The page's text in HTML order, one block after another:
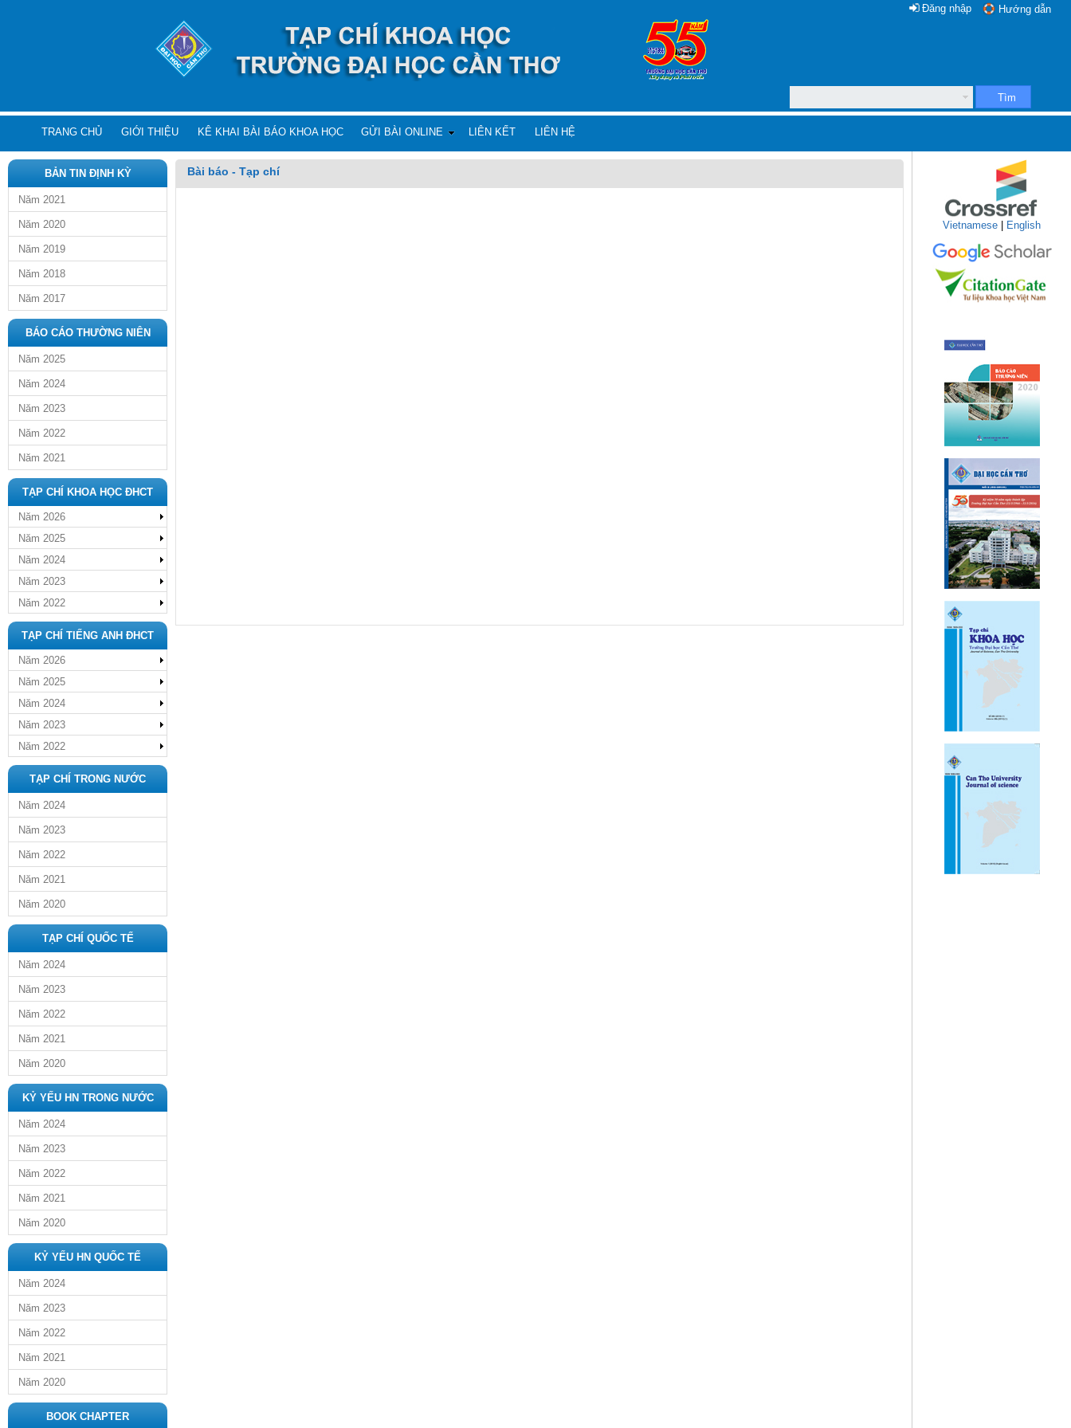
Hướng dẫn
Đăng nhập
Tìm
TRANG CHỦ GIỚI THIỆU KÊ KHAI BÀI BÁO KHOA HỌC GỬI BÀI ONLINE LIÊN KẾT LIÊN HỆ
BẢN TIN ĐỊNH KỲ
Năm 2021
Năm 2020
Năm 2019
Năm 2018
Năm 2017
BÁO CÁO THƯỜNG NIÊN
Năm 2025
Năm 2024
Năm 2023
Năm 2022
Năm 2021
TẠP CHÍ KHOA HỌC ĐHCT
Năm 2026
Năm 2025
Năm 2024
Năm 2023
Năm 2022
TẠP CHÍ TIẾNG ANH ĐHCT
Năm 2026
Năm 2025
Năm 2024
Năm 2023
Năm 2022
TẠP CHÍ TRONG NƯỚC
Năm 2024
Năm 2023
Năm 2022
Năm 2021
Năm 2020
TẠP CHÍ QUỐC TẾ
Năm 2024
Năm 2023
Năm 2022
Năm 2021
Năm 2020
KỶ YẾU HN TRONG NƯỚC
Năm 2024
Năm 2023
Năm 2022
Năm 2021
Năm 2020
KỶ YẾU HN QUỐC TẾ
Năm 2024
Năm 2023
Năm 2022
Năm 2021
Năm 2020
BOOK CHAPTER
Bài báo - Tạp chí
Vietnamese English